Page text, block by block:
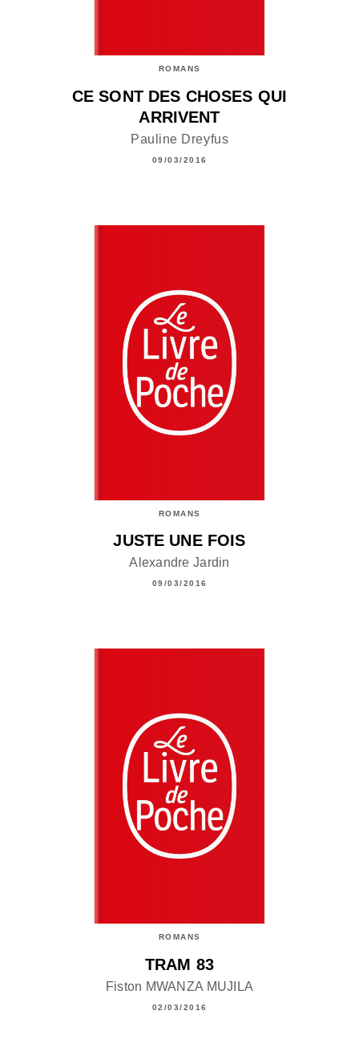
ROMANS
CE SONT DES CHOSES QUI
ARRIVENT
Pauline Dreyfus
09/03/2016
ROMANS
JUSTE UNE FOIS
Alexandre Jardin
09/03/2016
ROMANS
TRAM 83
Fiston MWANZA MUJILA
02/03/2016